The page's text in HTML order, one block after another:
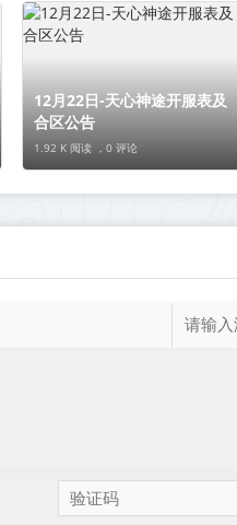
12月22日-天心神途开服表及
合区公告
1.92 K 阅读 ， 0 评论